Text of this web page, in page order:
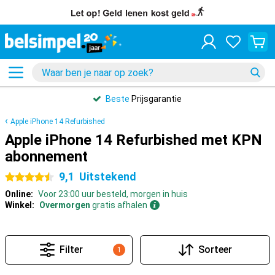
Beste Prijsgarantie
Apple iPhone 14 Refurbished
Apple iPhone 14 Refurbished met KPN
abonnement
4.5 sterren 9,1 Uitstekend
Online: Voor 23:00 uur besteld, morgen in huis
Winkel:
Overmorgen gratis afhalen
1
Filter Sorteer